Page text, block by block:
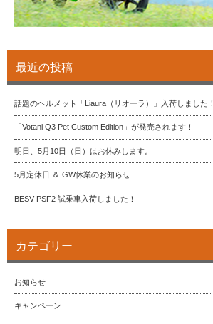
最近の投稿
話題のヘルメット「Liaura（リオーラ）」入荷しました！
「Votani Q3 Pet Custom Edition」が発売されます！
明日、5月10日（日）はお休みします。
5月定休日 ＆ GW休業のお知らせ
BESV PSF2 試乗車入荷しました！
カテゴリー
お知らせ
キャンペーン